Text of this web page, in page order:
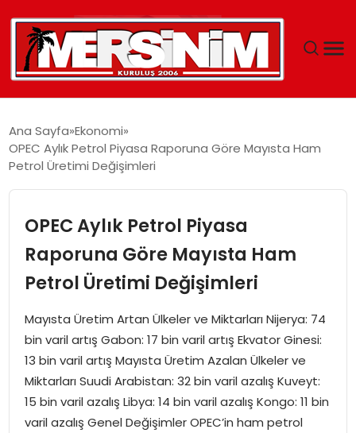
YAŞAM
EĞITIM
SPOR
EKONOMI
MAGAZIN
Ana Sayfa Ekonomi
OPEC Aylık Petrol Piyasa Raporuna Göre Mayısta Ham
Petrol Üretimi Değişimleri
OPEC Aylık Petrol Piyasa
Raporuna Göre Mayısta Ham
Petrol Üretimi Değişimleri
Mayısta Üretim Artan Ülkeler ve Miktarları Nijerya: 74
bin varil artış Gabon: 17 bin varil artış Ekvator Ginesi:
13 bin varil artış Mayısta Üretim Azalan Ülkeler ve
Miktarları Suudi Arabistan: 32 bin varil azalış Kuveyt:
15 bin varil azalış Libya: 14 bin varil azalış Kongo: 11 bin
varil azalış Genel Değişimler OPEC’in ham petrol